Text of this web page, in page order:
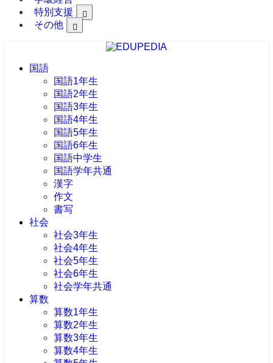
特別支援
その他
国語
国語1年生
国語2年生
国語3年生
国語4年生
国語5年生
国語6年生
国語中学生
国語学年共通
漢字
作文
書写
社会
社会3年生
社会4年生
社会5年生
社会6年生
社会学年共通
算数
算数1年生
算数2年生
算数3年生
算数4年生